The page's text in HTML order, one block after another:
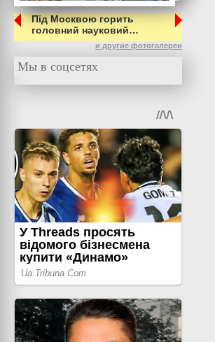
Під Москвою горить
головний науковий…
и другие фотогалереи
Мы в соцсетях